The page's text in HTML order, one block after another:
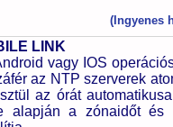
(Ingyenes
LINK
vagy IOS
az NTP szerverek
az órát
alapján a zónaidőt és